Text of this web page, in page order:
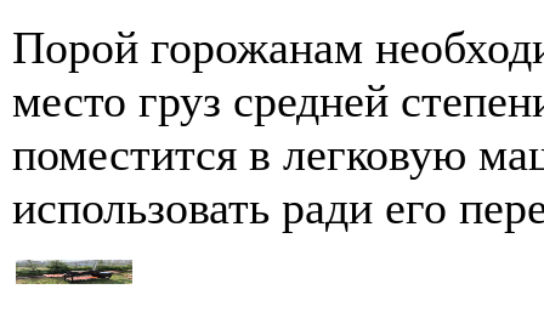
Порой горожанам
место груз средней
поместится в легковую
использовать ради его